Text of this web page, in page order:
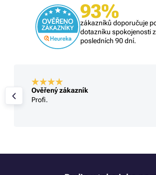
93%
zákazníků doporučuje
dotazníku spokojenosti
posledních 90 dní.
Ověřený zákazník
Profi.